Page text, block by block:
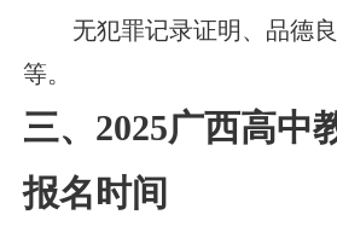
无犯罪记录证明、品德
等。
三、2025广西高中
报名时间